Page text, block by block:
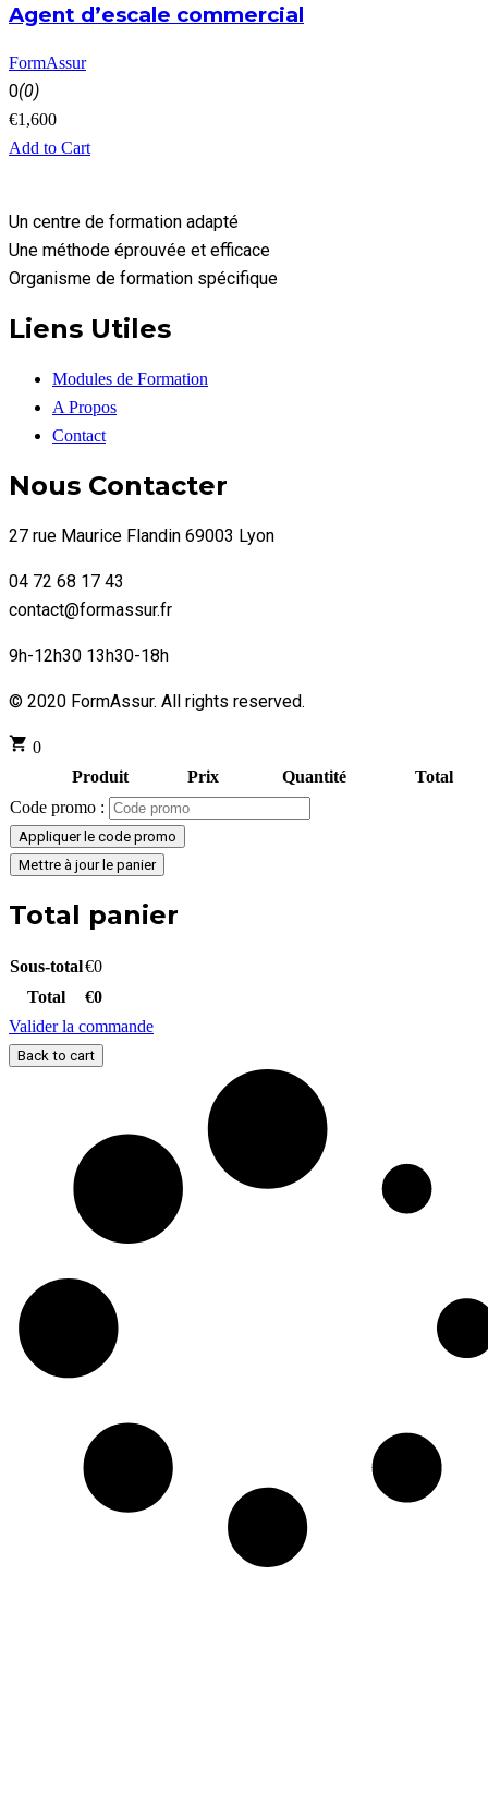
Agent d’escale commercial
FormAssur
0(0)
€1,600
Add to Cart
Un centre de formation adapté
Une méthode éprouvée et efficace
Organisme de formation spécifique
Liens Utiles
Modules de Formation
A Propos
Contact
Nous Contacter
27 rue Maurice Flandin 69003 Lyon
04 72 68 17 43
contact@formassur.fr
9h-12h30 13h30-18h
© 2020 FormAssur. All rights reserved.
0
Produit
Prix Quantité
Total
Code promo :
Appliquer le code promo
Mettre à jour le panier
Total panier
Sous-total€0
Total
€0
Valider la commande
Back to cart